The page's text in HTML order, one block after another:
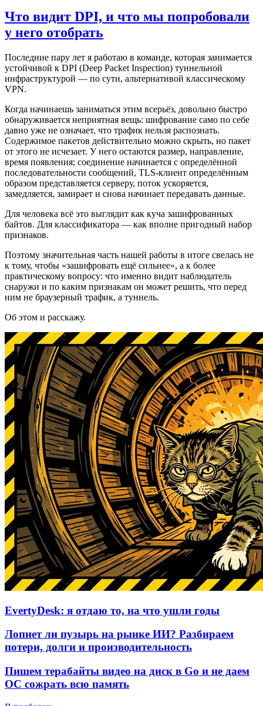
Что видит DPI, и что мы попробовали
у него отобрать
Последние пару лет я работаю в команде, которая занимается
устойчивой к DPI (Deep Packet Inspection) туннельной
инфраструктурой — по сути, альтернативой классическому
VPN.
Когда начинаешь заниматься этим всерьёз, довольно быстро
обнаруживается неприятная вещь: шифрование само по себе
давно уже не означает, что трафик нельзя распознать.
Содержимое пакетов действительно можно скрыть, но пакет
от этого не исчезает. У него остаются размер, направление,
время появления; соединение начинается с определённой
последовательности сообщений, TLS-клиент определённым
образом представляется серверу, поток ускоряется,
замедляется, замирает и снова начинает передавать данные.
Для человека всё это выглядит как куча зашифрованных
байтов. Для классификатора — как вполне пригодный набор
признаков.
Поэтому значительная часть нашей работы в итоге свелась не
к тому, чтобы «зашифровать ещё сильнее», а к более
практическому вопросу: что именно видит наблюдатель
снаружи и по каким признакам он может решить, что перед
ним не браузерный трафик, а туннель.
Об этом и расскажу.
EvertyDesk: я отдаю то, на что ушли годы
Лопнет ли пузырь на рынке ИИ? Разбираем
потери, долги и производительность
Пишем терабайты видео на диск в Go и не даем
ОС сожрать всю память